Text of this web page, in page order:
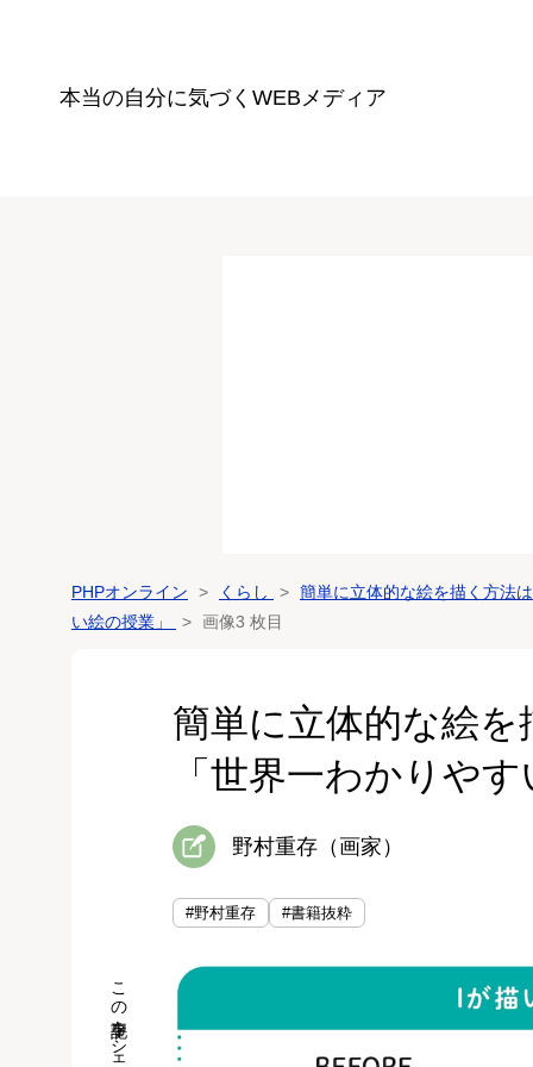
本当の自分に気づく WEBメディア
PHPオンライン くらし
簡単に立体的な絵を描く方法
い絵の授業」
画像3 枚目
簡単に立体的な絵
「世界一わかりや
野村重存（画家）
#野村重存 #書籍抜粋
この記事をシェア